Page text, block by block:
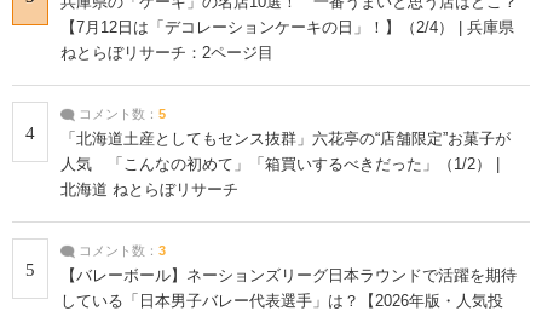
【7月12日は「デコレーションケーキの日」！】（2/4） | 兵庫県
ねとらぼリサーチ：2ページ目
4
コメント数： 5
「北海道土産としてもセンス抜群」六花亭の“店舗限定”お菓子が
人気 「こんなの初めて」「箱買いするべきだった」（1/2） |
北海道 ねとらぼリサーチ
5
コメント数： 3
【バレーボール】ネーションズリーグ日本ラウンドで活躍を期待
している「日本男子バレー代表選手」は？【2026年版・人気投